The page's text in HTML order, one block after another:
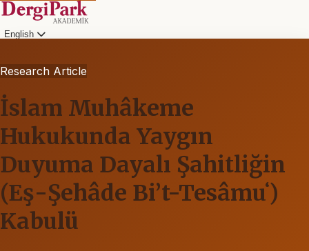
English
Research Article
İslam Muhâkeme
Hukukunda Yaygın
Duyuma Dayalı Şahitliğin
(Eş-Şehâde Bi’t-Tesâmuʻ)
Kabulü